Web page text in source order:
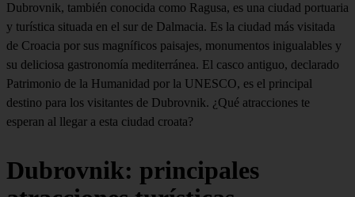
Dubrovnik, también conocida como Ragusa, es una ciudad portuaria
y turística situada en el sur de Dalmacia. Es la ciudad más visitada
de Croacia por sus magníficos paisajes, monumentos inigualables y
su deliciosa gastronomía mediterránea. El casco antiguo, declarado
Patrimonio de la Humanidad por la UNESCO, es el principal
destino para los visitantes de Dubrovnik. ¿Qué atracciones te
esperan al llegar a esta ciudad croata?
Dubrovnik: principales